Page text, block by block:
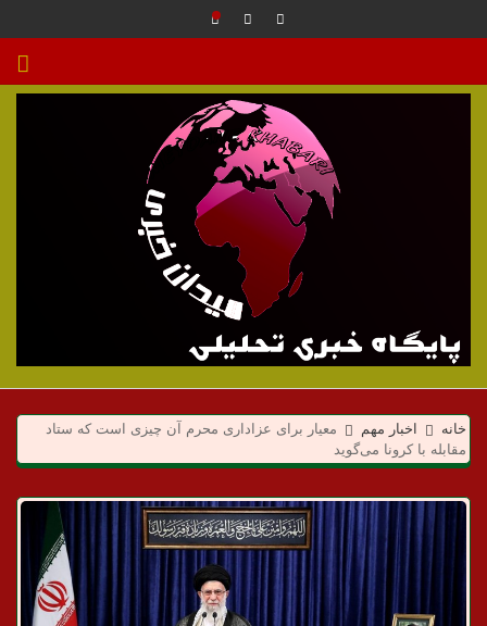
م
ی
د
ا
ن
خانه اخبار مهم
معیار برای عزاداری محرم آن چیزی است که ستاد
مقابله با کرونا می‌گوید